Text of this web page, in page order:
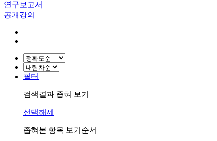
연구보고서
공개강의
필터
검색결과 좁혀 보기
선택해제
좁혀본 항목 보기순서